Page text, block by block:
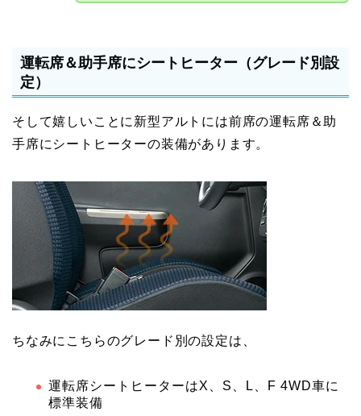
運転席＆助手席にシートヒーター（グレード別設
定）
そして嬉しいことに新型アルトには前席の運転席＆助
手席にシートヒーターの装備があります。
ちなみにこちらのグレード別の設定は、
運転席シートヒーターはX、S、L、F 4WD車に
標準装備